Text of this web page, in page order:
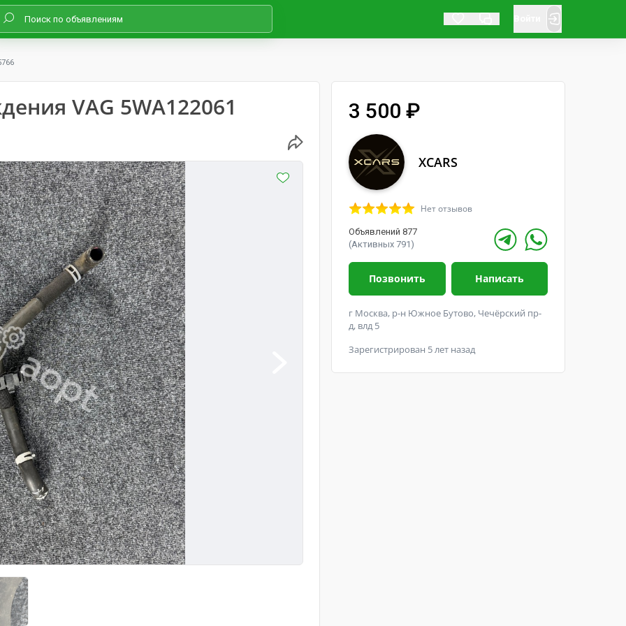
VAG 5WA122061 3 500 ₽
XCARS
Нет отзывов
Объявлений 877
(Активных 791)
Позвонить Написать
г Москва, р-н Южное Бутово, Чечёрский пр-
д, влд 5
Зарегистрирован 5 лет назад